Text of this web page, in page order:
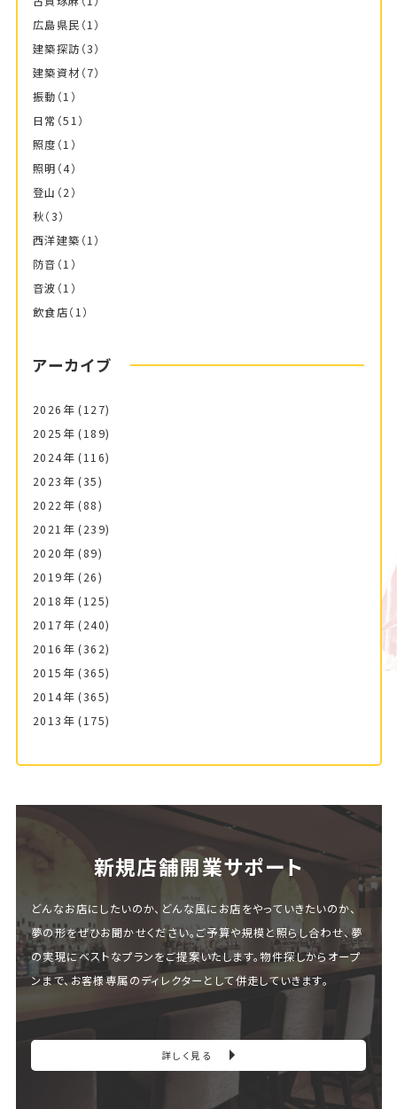
広島県民 （1）
建築探訪 （3）
建築資材（7）
振動 （1）
日常 （51）
照度 （1）
照明 （4）
登山 （2）
秋（3）
西洋建築 （1）
防音 （1）
音波 （1）
飲食店（1）
アーカイブ
2026年 (127)
2025年 (189)
2024年 (116)
2023年 (35)
2022年 (88)
2021年 (239)
2020年 (89)
2019年 (26)
2018年 (125)
2017年 (240)
2016年 (362)
2015年 (365)
2014年 (365)
2013年 (175)
新規店舗開業サポート
どんなお店にしたいのか、どんな風にお店をやっていきたいのか、
夢の形をぜひお聞かせください。ご予算や規模と照らし合わせ、夢
の実現にベストなプランをご提案いたします。物件探しからオープ
ンまで、お客様専属のディレクターとして併走していきます。
詳しく見る